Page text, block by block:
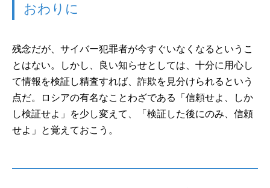
おわりに
残念だが、サイバー犯罪者が今すぐいなくなるというこ
とはない。しかし、良い知らせとしては、十分に用心し
て情報を検証し精査すれば、詐欺を見分けられるという
点だ。ロシアの有名なことわざである「信頼せよ、しか
し検証せよ」を少し変えて、「検証した後にのみ、信頼
せよ」と覚えておこう。